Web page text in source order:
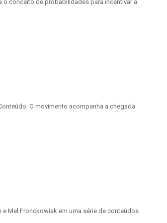
o conceito de probabilidades para incentivar a
O movimento acompanha a chegada
e Mel Fronckowiak em uma série de conteúdos